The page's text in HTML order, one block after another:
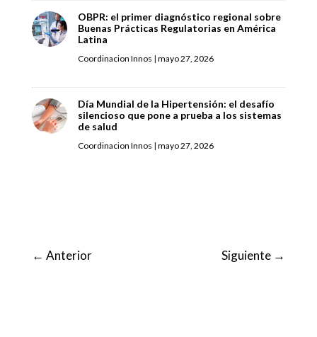
OBPR: el primer diagnóstico regional sobre
Buenas Prácticas Regulatorias en América
Latina
Coordinacion Innos | mayo 27, 2026
Día Mundial de la Hipertensión: el desafío
silencioso que pone a prueba a los sistemas
de salud
Coordinacion Innos | mayo 27, 2026
← Anterior Siguiente →